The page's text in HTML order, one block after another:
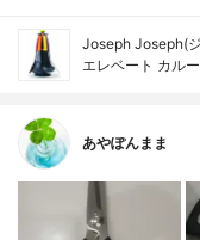
Joseph Joseph(
エレベート カル
あやぽんまま